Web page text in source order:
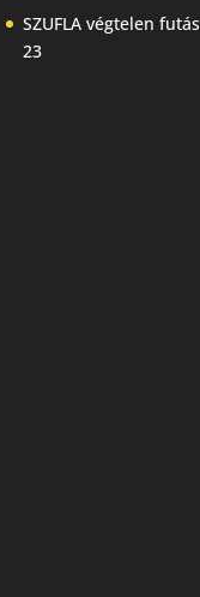
SZUFLA végtelen futás
23